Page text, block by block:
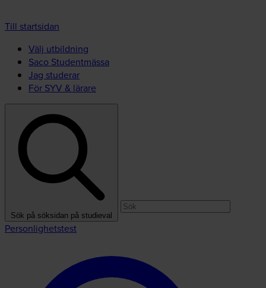
Till startsidan
Välj utbildning
Saco Studentmässa
Jag studerar
För SYV & lärare
Sök på söksidan på studieval
Personlighetstest